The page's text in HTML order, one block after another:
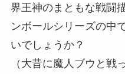
界王神のまともな戦闘
ンボールシリーズの中
いでしょうか？
（大昔に魔人ブウと戦